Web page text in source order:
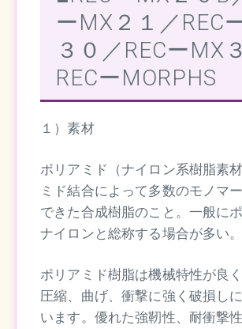
ーMX２１／REC
３０／RECーMX
RECーMORPHS
１）素材
ポリアミド（ナイロン系樹脂素
ミド結合によって多数のモノマ
できた合成樹脂のこと。一般に
ナイロンと総称する場合が多い。
ポリアミド樹脂は機械特性が良く
圧縮、曲げ、衝撃に強く破損し
います。優れた強靭性、耐衝撃